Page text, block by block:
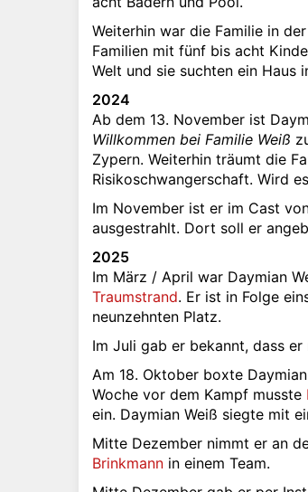
Weiterhin war die Familie in
Familien mit fünf bis acht
Welt und sie suchten ein Haus
2024
Ab dem 13. November ist
Willkommen bei Familie Weiß
Zypern. Weiterhin träumt die
Risikoschwangerschaft. Wird
Im November ist er im Cast
ausgestrahlt. Dort soll er
2025
Im März / April war Daymian
Traumstrand. Er ist in Folge
neunzehnten Platz.
Im Juli gab er bekannt, dass er
Am 18. Oktober boxte
Woche vor dem Kampf musste
ein. Daymian Weiß siegte mit
Mitte Dezember nimmt er an
Brinkmann in einem Team.